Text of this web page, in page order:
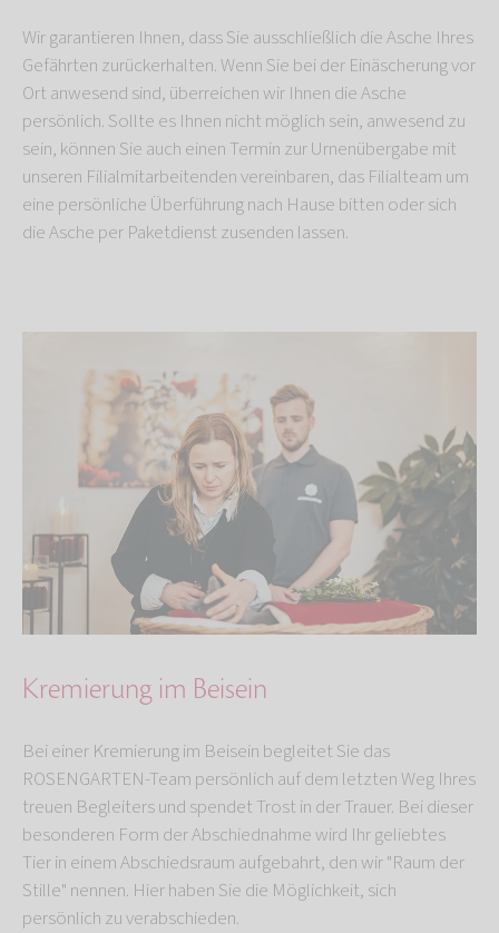
Wir garantieren Ihnen, dass Sie ausschließlich die Asche Ihres
Gefährten zurückerhalten. Wenn Sie bei der Einäscherung vor
Ort anwesend sind, überreichen wir Ihnen die Asche
persönlich. Sollte es Ihnen nicht möglich sein, anwesend zu
sein, können Sie auch einen Termin zur Urnenübergabe mit
unseren Filialmitarbeitenden vereinbaren, das Filialteam um
eine persönliche Überführung nach Hause bitten oder sich
die Asche per Paketdienst zusenden lassen.
Kremierung im Beisein
Bei einer Kremierung im Beisein begleitet Sie das
ROSENGARTEN-Team persönlich auf dem letzten Weg Ihres
treuen Begleiters und spendet Trost in der Trauer. Bei dieser
besonderen Form der Abschiednahme wird Ihr geliebtes
Tier in einem Abschiedsraum aufgebahrt, den wir "Raum der
Stille" nennen. Hier haben Sie die Möglichkeit, sich
persönlich zu verabschieden.